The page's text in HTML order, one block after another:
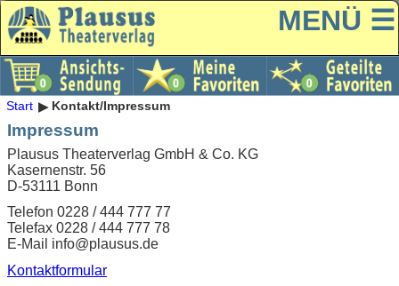
MENÜ ☰
Start Kontakt/Impressum
Impressum
Plausus Theaterverlag GmbH & Co. KG
Kasernenstr. 56
D-53111 Bonn
Telefon 0228 / 444 777 77
Telefax 0228 / 444 777 78
E-Mail info@plausus.de
Kontaktformular